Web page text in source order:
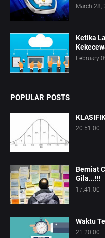
March 28,
Ketika
February
POPULAR POSTS
20.51.00
Berniat
Gila...!!!
17.41.00
Waktu
21.20.00